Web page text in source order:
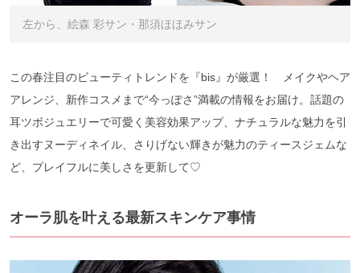
左から、絵森 彩サン・那須ほほみサン
この春注目のビューティトレンドを『bis』が厳選！ メイクやヘア
アレンジ、新作コスメまで“今っぽさ”満載の情報をお届け。話題の
耳ツボジュエリーで可愛く美容効果アップ、ナチュラルな魅力を引
き出すヌーディネイル、さりげない輝きが魅力のティースジェムな
ど、プレイフルに美しさを更新して♡
オーラ肌を叶える最新スキンケア事情